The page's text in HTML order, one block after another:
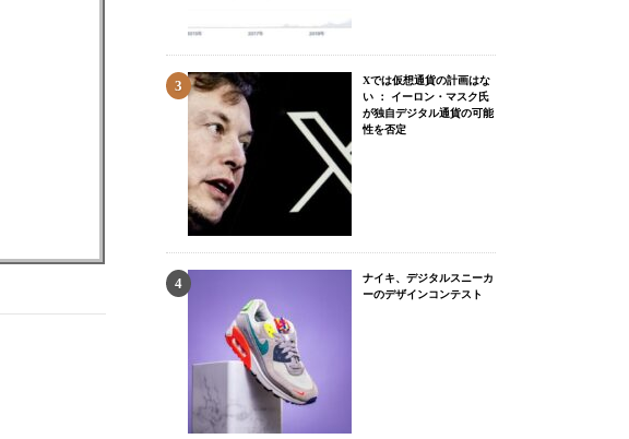
Xでは仮想通貨の計画はな
い ： イーロン・マスク氏
が独自デジタル通貨の可能
性を否定
ナイキ、デジタルスニーカ
ーのデザインコンテスト